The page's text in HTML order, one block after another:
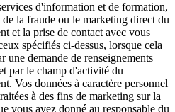
d'information et de formation,
la fraude ou le marketing direct du
et la prise de contact avec vous
spécifiés ci-dessus, lorsque cela
une demande de renseignements
par le champ d'activité du
Vos données à caractère personnel
à des fins de marketing sur la
vous avez donné au responsable du